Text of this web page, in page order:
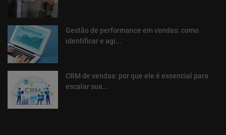
Gestão de performance em vendas: como
identificar e agi...
CRM de vendas: por que ele é essencial para
escalar sua...